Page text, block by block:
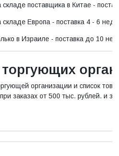
поставщика в Китае -
Европа - поставка 4 - 6
в Израиле - поставка до 10
организации и список
заказах от 500 тыс. рублей. и